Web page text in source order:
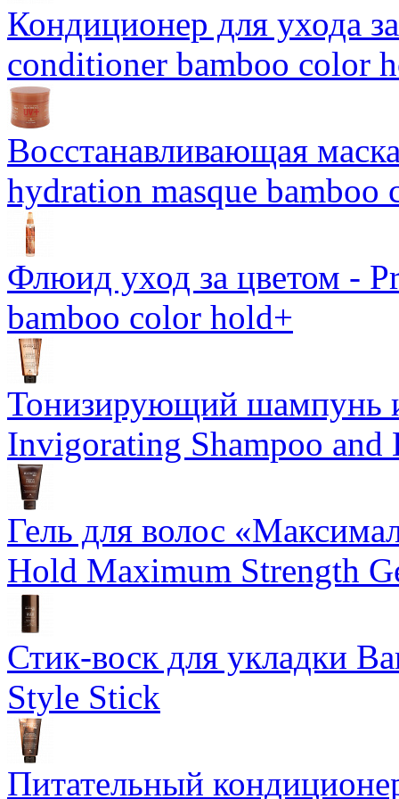
Кондиционер для ухода
conditioner bamboo color
Восстанавливающая
hydration masque bamboo
Флюид уход за цветом -
bamboo color hold+
Тонизирующий шампунь
Invigorating Shampoo and
Гель для волос
Hold Maximum Strength
Стик-воск для укладки
Style Stick
Питательный